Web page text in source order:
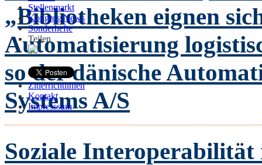
Stellenmarkt
KongressNews
Sonderhefte
Teilen
Zitierrichtlinien
Kontakt
Impresssum
„Bibliotheken eignen
Automatisierung
so der dänische
Systems A/S
Soziale